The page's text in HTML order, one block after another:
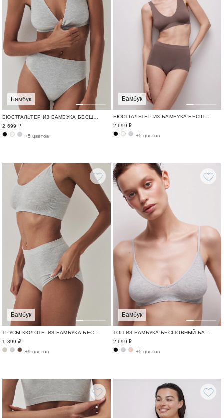
Бамбук
2 699 ₽
+5 цветов
Бамбук
БЮСТГАЛЬТЕР ИЗ БАМБУКА БЕСШОВНЫЙ БАМБУК / BAMBOO SEAMLESS
2 699 ₽
+5 цветов
Бамбук
1 399 ₽
+9 цветов
Бамбук
2 699 ₽
+5 цветов